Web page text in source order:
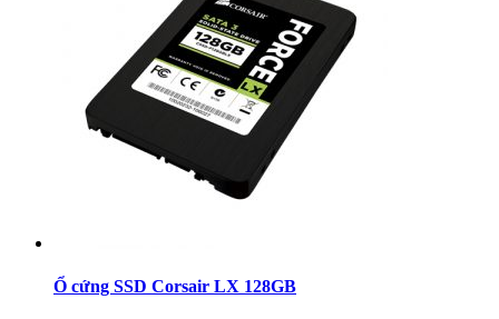
Ổ cứng SSD Corsair LX 128GB